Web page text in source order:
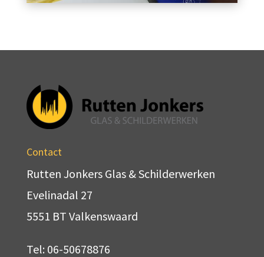
Contact
Rutten Jonkers Glas & Schilderwerken
Evelinadal 27
5551 BT Valkenswaard
Tel: 06-50678876